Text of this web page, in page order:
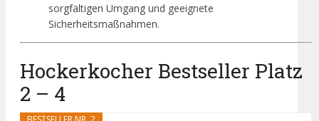
sorgfältigen Umgang und geeignete
Sicherheitsmaßnahmen.
Hockerkocher Bestseller Platz
2 – 4